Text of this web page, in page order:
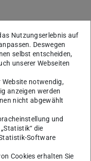
2026
Tage vorher
Nutzungserlebnis auf
Deswegen
selbst entscheiden,
unserer Webseiten
Website notwendig,
anzeigen werden
nicht abgewählt
und
die
Software
Cookies erhalten Sie